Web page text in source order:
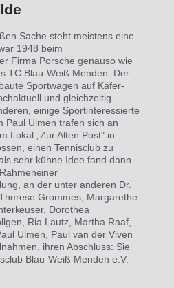
Sache steht meistens eine
1948 beim
Firma Porsche genauso wie
TC Blau-Weiß Menden. Der
Sportwagen auf Käfer-
und gleichzeitig
einige Sportinteressierte
Paul Ulmen trafen sich an
Lokal „Zur Alten Post" in
einen Tennisclub zu
sehr kühne Idee fand dann
Rahmeneiner
an der unter anderen Dr.
Grommes, Margarethe
Dorothea
Ria Lautz, Martha Raaf,
Ulmen, Paul van der Viven
ihren Abschluss: Sie
Blau-Weiß Menden e.V.